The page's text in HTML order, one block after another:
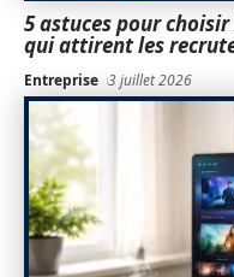
5 astuces pour
qui attirent les
Entreprise 3 juillet 2026